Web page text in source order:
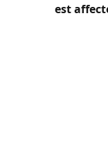
est